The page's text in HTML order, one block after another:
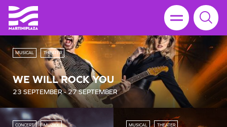
MUSICAL THEATER
WE WILL ROCK YOU
23 SEPTEMBER - 27 SEPTEMBER
CONCERT MUZIEK MUSICAL THEATER